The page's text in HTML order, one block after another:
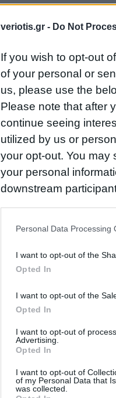
veriotis.gr - Do Not
If you wish to opt-out
of your personal or
us, please use the
Please note that after
continue seeing
utilized by us or
your opt-out. You may
your personal
downstream
us to third parties on
Personal Data Processing
I want to opt-out of the
Opted In
I want to opt-out of the
Opted In
I want to opt-out of
Advertising.
Opted In
I want to opt-out of
of my Personal Data that
was collected.